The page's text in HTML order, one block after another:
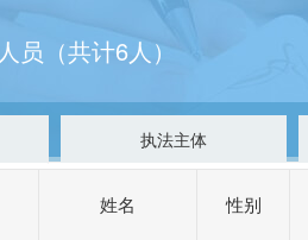
员（共计6人）
执法主体
姓名 性别